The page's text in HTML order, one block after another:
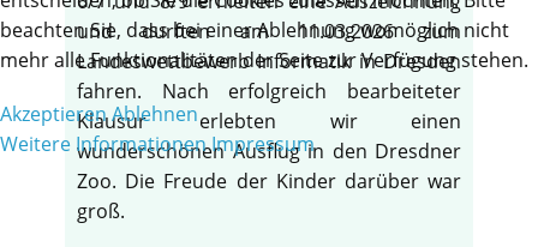
und durften am 11.03.2026 zum
Landeswettbewerb Informatik in Dresden
fahren. Nach erfolgreich bearbeiteter
Klausur erlebten wir einen
wunderschönen Ausflug in den Dresdner
Zoo. Die Freude der Kinder darüber war
groß.
beachten Sie, dass bei einer Ablehnung womöglich nicht
mehr alle Funktionalitäten der Seite zur Verfügung stehen.
AkzeptierenAblehnen
Weitere Informationen Impressum